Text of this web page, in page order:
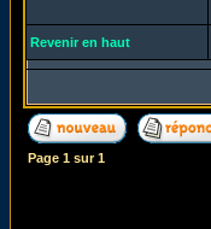
Revenir en haut
Page 1 sur1